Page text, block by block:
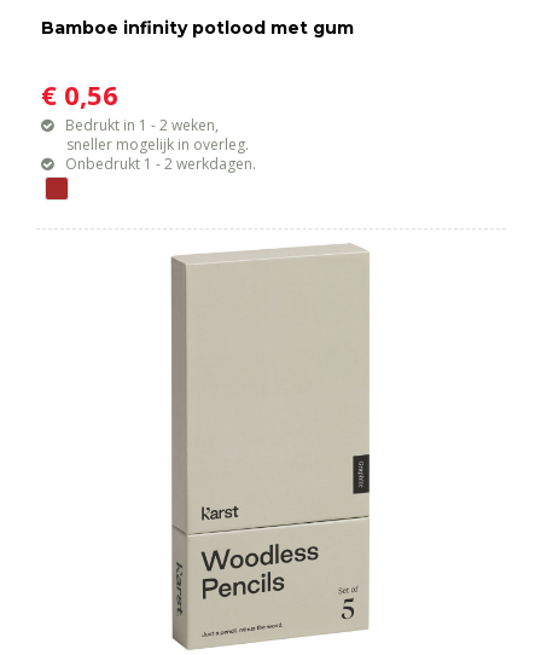
Bamboe infinity potlood met gum
€ 0,56
Bedrukt in 1 - 2 weken,
sneller mogelijk in overleg.
Onbedrukt 1 - 2 werkdagen.